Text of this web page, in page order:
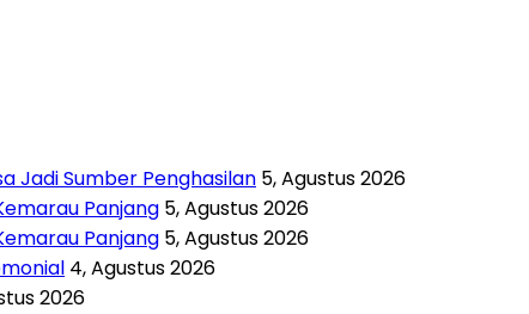
Jadi Sumber Penghasilan 5, Agustus 2026
Panjang 5, Agustus 2026
Panjang 5, Agustus 2026
4, Agustus 2026
2026